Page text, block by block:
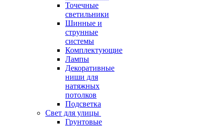
Точечные
светильники
Шинные и
струнные
системы
Комплектующие
Лампы
Декоративные
ниши для
натяжных
потолков
Подсветка
Свет для улицы
Грунтовые